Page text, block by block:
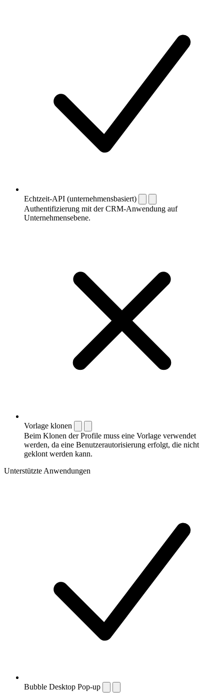
Echtzeit-API (unternehmensbasiert)
Authentifizierung mit der CRM-Anwendung auf
Unternehmensebene.
Vorlage klonen
Beim Klonen der Profile muss eine Vorlage verwendet
werden, da eine Benutzerautorisierung erfolgt, die nicht
geklont werden kann.
Unterstützte Anwendungen
Bubble Desktop Pop-up